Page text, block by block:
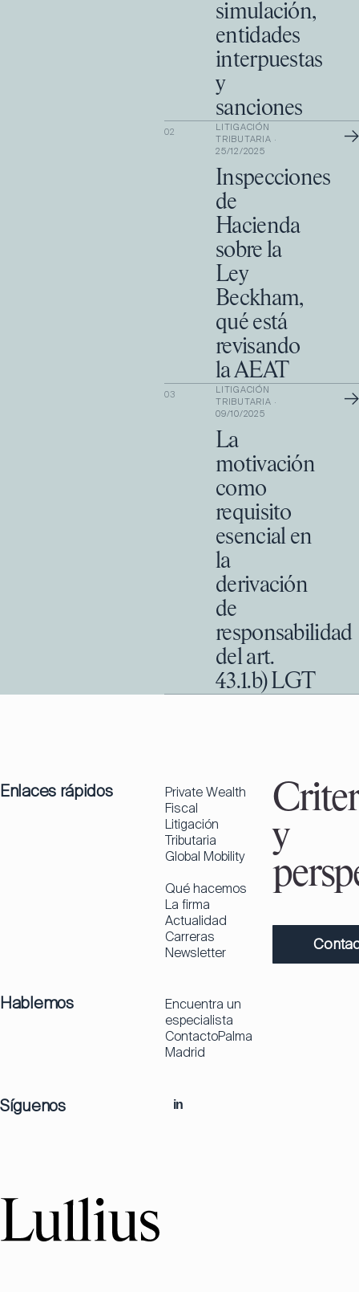
simulación,
entidades
interpuestas
y
sanciones
02
LITIGACIÓN
TRIBUTARIA ·
25/12/2025
Inspecciones
de
Hacienda
sobre la
Ley
Beckham,
qué está
revisando
la AEAT
→
03
LITIGACIÓN
TRIBUTARIA ·
09/10/2025
La
motivación
como
requisito
esencial en
la
derivación
de
responsabilidad
del art.
43.1.b) LGT
→
Enlaces rápidos
Private Wealth
Fiscal
Litigación
Tributaria
Global Mobility
Qué hacemos
La firma
Actualidad
Carreras
Newsletter
Hablemos
Encuentra un
especialista
ContactoPalma
Madrid
Síguenos in
y